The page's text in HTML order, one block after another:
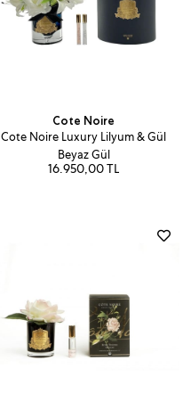
Cote Noire
Cote Noire Luxury Lilyum & Gül
Beyaz Gül
16.950,00 TL